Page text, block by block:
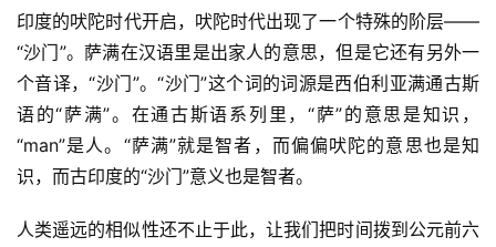
印度的吠陀时代开启，吠陀时代出现了一个特殊的阶层——
“沙门”。萨满在汉语里是出家人的意思，但是它还有另外一
个音译，“沙门”。“沙门”这个词的词源是西伯利亚满通古斯
语的“萨满”。在通古斯语系列里，“萨”的意思是知识，
“man”是人。“萨满”就是智者，而偏偏吠陀的意思也是知
识，而古印度的“沙门”意义也是智者。
人类遥远的相似性还不止于此，让我们把时间拨到公元前六